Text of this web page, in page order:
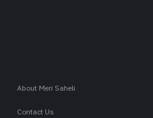
About Meri Saheli
Contact Us